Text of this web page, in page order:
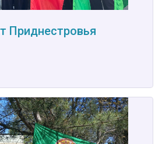
Приднестровья